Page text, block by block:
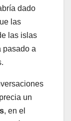
dado
las
las islas
pasado a
un
, en el